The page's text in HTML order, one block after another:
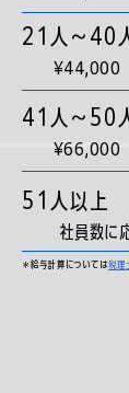
21人〜40
¥44,000
41人〜50
¥66,000
51人以上
社員数に
＊給与計算については税理